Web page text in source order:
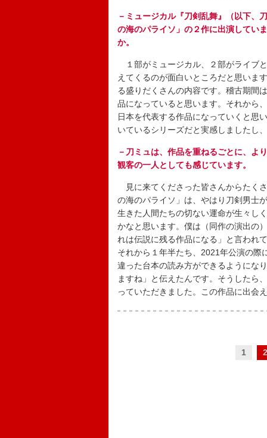
－ミュージカル『刀剣乱舞』（以下、
の海のパライソ」の２作に出演してい
か。
１部がミュージカル、２部がライブ
えてくるのが面白いところだと思いま
る盛りだくさんの内容です。稽古期間
品になっていると思います。それから
日本を代表する作品になっていくと思
いているシリーズだと実感しましたし
－刀ミュは、作品を重ねるごとに、よ
観客の一人としても感じています。
見に来てくださった皆さんからたく
の海のパライソ」は、やはり刀剣男士
生きた人間たちの切ない運命が生々し
かなと思います。僕は（同作の演出の
れは伝説に残る作品になる」と言われ
それから１年半たち、2021年公演の際
違った台本の読み方ができるようにな
ますね」と伝えたんです。そうしたら
っていただきました。この作品に出会
1 2